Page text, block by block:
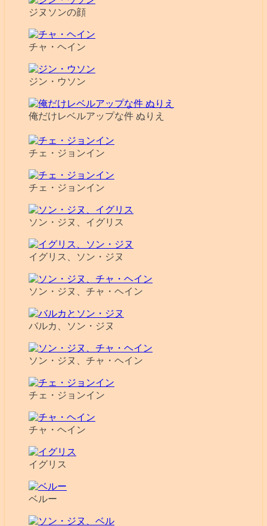
ジヌソンの顔
チャ・ヘイン
ジン・ウソン
俺だけレベルアップな件 ぬりえ
チェ・ジョンイン
チェ・ジョンイン
ソン・ジヌ、イグリス
イグリス、ソン・ジヌ
ソン・ジヌ、チャ・ヘイン
バルカ、ソン・ジヌ
ソン・ジヌ、チャ・ヘイン
チェ・ジョンイン
チャ・ヘイン
イグリス
ベルー